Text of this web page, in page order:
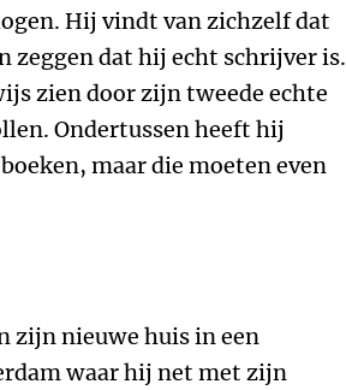
Hij vindt van zichzelf dat
zeggen dat hij echt schrijver is.
zien door zijn tweede echte
Ondertussen heeft hij
maar die moeten even
zijn nieuwe huis in een
waar hij net met zijn